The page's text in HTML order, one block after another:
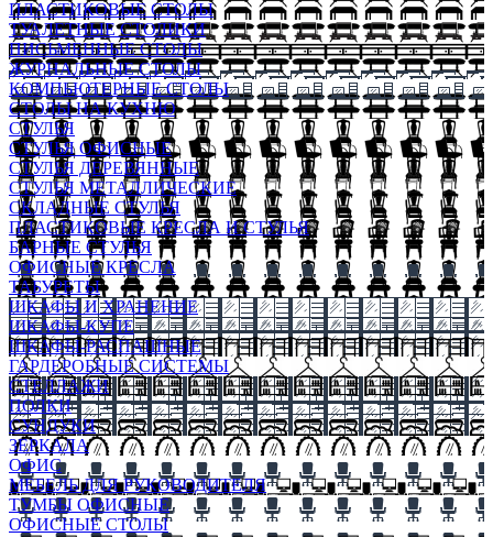
ПЛАСТИКОВЫЕ СТОЛЫ
ТУАЛЕТНЫЕ СТОЛИКИ
ПИСЬМЕННЫЕ СТОЛЫ
ЖУРНАЛЬНЫЕ СТОЛЫ
КОМПЬЮТЕРНЫЕ СТОЛЫ
СТОЛЫ НА КУХНЮ
СТУЛЬЯ
СТУЛЬЯ ОФИСНЫЕ
СТУЛЬЯ ДЕРЕВЯННЫЕ
СТУЛЬЯ МЕТАЛЛИЧЕСКИЕ
СКЛАДНЫЕ СТУЛЬЯ
ПЛАСТИКОВЫЕ КРЕСЛА И СТУЛЬЯ
БАРНЫЕ СТУЛЬЯ
ОФИСНЫЕ КРЕСЛА
ТАБУРЕТЫ
ШКАФЫ И ХРАНЕНИЕ
ШКАФЫ-КУПЕ
ШКАФЫ-РАСПАШНЫЕ
ГАРДЕРОБНЫЕ СИСТЕМЫ
СТЕЛЛАЖИ
ПОЛКИ
СУНДУКИ
ЗЕРКАЛА
ОФИС
МЕБЕЛЬ ДЛЯ РУКОВОДИТЕЛЯ
ТУМБЫ ОФИСНЫЕ
ОФИСНЫЕ СТОЛЫ